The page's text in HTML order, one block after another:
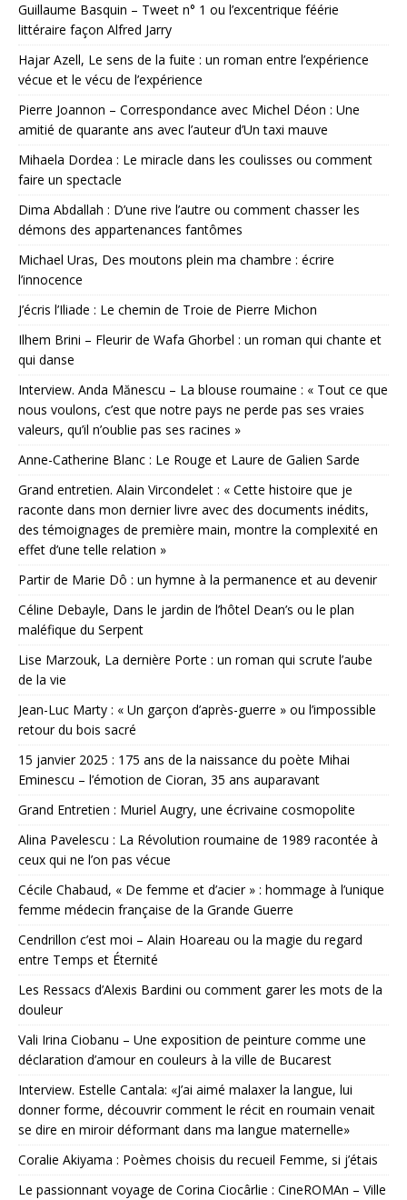
Guillaume Basquin – Tweet n° 1 ou l’excentrique féérie
littéraire façon Alfred Jarry
Hajar Azell, Le sens de la fuite : un roman entre l’expérience
vécue et le vécu de l’expérience
Pierre Joannon – Correspondance avec Michel Déon : Une
amitié de quarante ans avec l’auteur d’Un taxi mauve
Mihaela Dordea : Le miracle dans les coulisses ou comment
faire un spectacle
Dima Abdallah : D’une rive l’autre ou comment chasser les
démons des appartenances fantômes
Michael Uras, Des moutons plein ma chambre : écrire
l’innocence
J’écris l’Iliade : Le chemin de Troie de Pierre Michon
Ilhem Brini – Fleurir de Wafa Ghorbel : un roman qui chante et
qui danse
Interview. Anda Mănescu – La blouse roumaine : « Tout ce que
nous voulons, c’est que notre pays ne perde pas ses vraies
valeurs, qu’il n’oublie pas ses racines »
Anne-Catherine Blanc : Le Rouge et Laure de Galien Sarde
Grand entretien. Alain Vircondelet : « Cette histoire que je
raconte dans mon dernier livre avec des documents inédits,
des témoignages de première main, montre la complexité en
effet d’une telle relation »
Partir de Marie Dô : un hymne à la permanence et au devenir
Céline Debayle, Dans le jardin de l’hôtel Dean’s ou le plan
maléfique du Serpent
Lise Marzouk, La dernière Porte : un roman qui scrute l’aube
de la vie
Jean-Luc Marty : « Un garçon d’après-guerre » ou l’impossible
retour du bois sacré
15 janvier 2025 : 175 ans de la naissance du poète Mihai
Eminescu – l’émotion de Cioran, 35 ans auparavant
Grand Entretien : Muriel Augry, une écrivaine cosmopolite
Alina Pavelescu : La Révolution roumaine de 1989 racontée à
ceux qui ne l’on pas vécue
Cécile Chabaud, « De femme et d’acier » : hommage à l’unique
femme médecin française de la Grande Guerre
Cendrillon c’est moi – Alain Hoareau ou la magie du regard
entre Temps et Éternité
Les Ressacs d’Alexis Bardini ou comment garer les mots de la
douleur
Vali Irina Ciobanu – Une exposition de peinture comme une
déclaration d’amour en couleurs à la ville de Bucarest
Interview. Estelle Cantala: «J’ai aimé malaxer la langue, lui
donner forme, découvrir comment le récit en roumain venait
se dire en miroir déformant dans ma langue maternelle»
Coralie Akiyama : Poèmes choisis du recueil Femme, si j’étais
Le passionnant voyage de Corina Ciocârlie : CineROMAn – Ville